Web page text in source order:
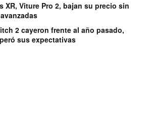
XR, Viture Pro 2, bajan su precio sin
2 cayeron frente al año pasado,
sus expectativas